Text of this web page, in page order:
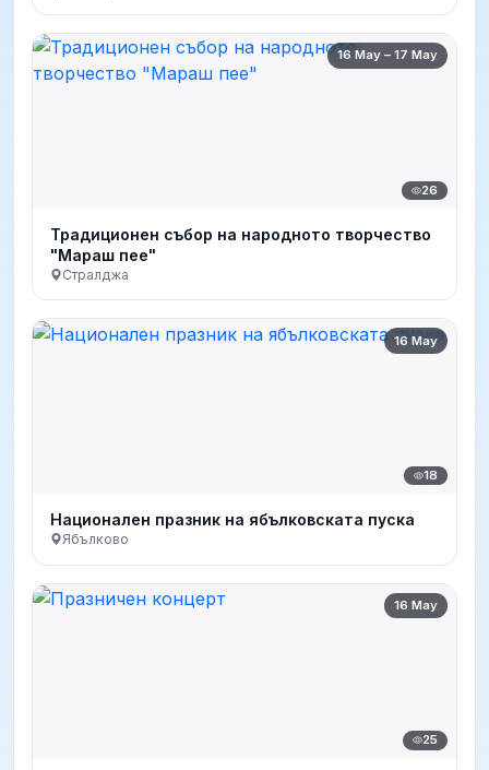
16 May – 17 May
26
Традиционен събор на народното творчество
"Мараш пее"
Стралджа
16 May
18
Национален празник на ябълковската пуска
Ябълково
16 May
25